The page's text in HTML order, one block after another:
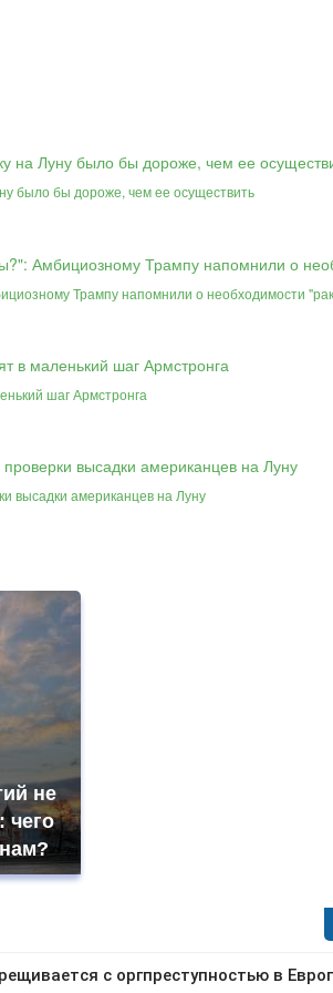
было бы дороже, чем ее осуществить
Трампу напомнили о необходимости
шаг Армстронга
высадки американцев на Луну
не
чего